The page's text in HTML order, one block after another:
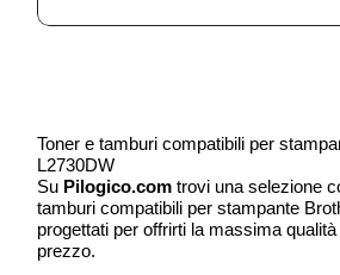
Toner e tamburi compatibili per
L2730DW
Su Pilogico.com trovi una selezione
tamburi compatibili per stampante
progettati per offrirti la massima
prezzo.